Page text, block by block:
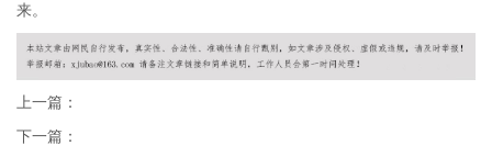
来。
上一篇：
下一篇：